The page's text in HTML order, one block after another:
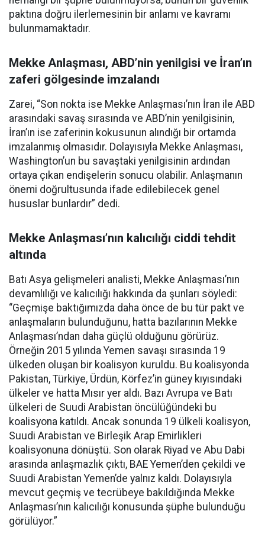
paktına doğru ilerlemesinin bir anlamı ve kavramı
bulunmamaktadır.
Mekke Anlaşması, ABD’nin yenilgisi ve İran’ın
zaferi gölgesinde imzalandı
Zarei, “Son nokta ise Mekke Anlaşması’nın İran ile ABD
arasındaki savaş sırasında ve ABD’nin yenilgisinin,
İran’ın ise zaferinin kokusunun alındığı bir ortamda
imzalanmış olmasıdır. Dolayısıyla Mekke Anlaşması,
Washington’un bu savaştaki yenilgisinin ardından
ortaya çıkan endişelerin sonucu olabilir. Anlaşmanın
önemi doğrultusunda ifade edilebilecek genel
hususlar bunlardır” dedi.
Mekke Anlaşması’nın kalıcılığı ciddi tehdit
altında
Batı Asya gelişmeleri analisti, Mekke Anlaşması’nın
devamlılığı ve kalıcılığı hakkında da şunları söyledi:
“Geçmişe baktığımızda daha önce de bu tür pakt ve
anlaşmaların bulunduğunu, hatta bazılarının Mekke
Anlaşması’ndan daha güçlü olduğunu görürüz.
Örneğin 2015 yılında Yemen savaşı sırasında 19
ülkeden oluşan bir koalisyon kuruldu. Bu koalisyonda
Pakistan, Türkiye, Ürdün, Körfez’in güney kıyısındaki
ülkeler ve hatta Mısır yer aldı. Bazı Avrupa ve Batı
ülkeleri de Suudi Arabistan öncülüğündeki bu
koalisyona katıldı. Ancak sonunda 19 ülkeli koalisyon,
Suudi Arabistan ve Birleşik Arap Emirlikleri
koalisyonuna dönüştü. Son olarak Riyad ve Abu Dabi
arasında anlaşmazlık çıktı, BAE Yemen’den çekildi ve
Suudi Arabistan Yemen’de yalnız kaldı. Dolayısıyla
mevcut geçmiş ve tecrübeye bakıldığında Mekke
Anlaşması’nın kalıcılığı konusunda şüphe bulunduğu
görülüyor.”